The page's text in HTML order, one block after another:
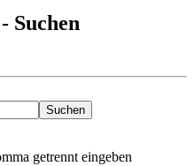
Suchen
getrennt eingeben